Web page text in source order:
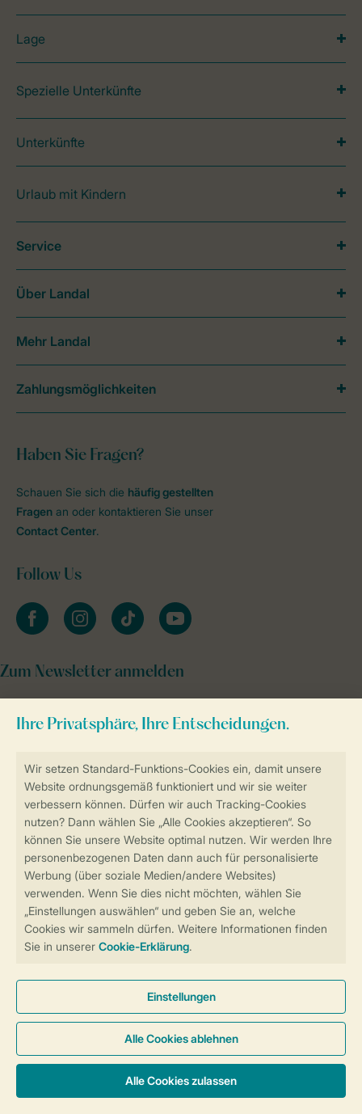
Sicherstellung Deiner Privatsphäre
Sicher und schnell zur Online-Buchung
Sichere Datenübertragung
Sicheres Bezahlen
Lage
Spezielle Unterkünfte
Unterkünfte
Urlaub mit Kindern
Haben Sie Fragen?
Schauen Sie sich die häufig gestellten
Fragen an oder kontaktieren Sie unser
Contact Center.
Follow Us
facebookinstagramtiktok youtube
Zum Newsletter anmelden
Service
Über Landal
Mehr Landal
Zahlungsmöglichkeiten
Cookies und Banner
Barrierefreiheit
© 2026 Landal GreenParks GmbH